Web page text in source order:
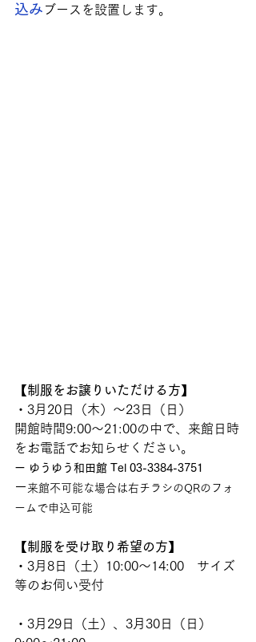
込み ブースを設置します。
【制服をお譲りいただける方】
・3月20日（木）〜23日（日）
開館時間9:00〜21:00の中で、来館日時
をお電話でお知らせください。
ー ゆうゆう和田館 Tel 03-3384-3751
ー 来館不可能な場合は右チラシのQRのフォ
ームで申込可能
【制服を受け取り希望の方】
・3月8日（土）10:00〜14:00　サイズ
等のお伺い受付
・3月29日（土）、3月30日（日）